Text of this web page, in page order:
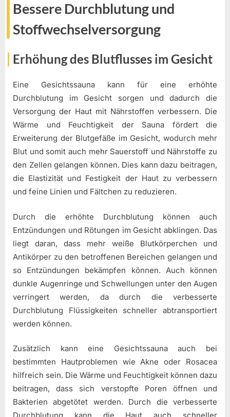
Bessere Durchblutung und
Stoffwechselversorgung
Erhöhung des Blutflusses im Gesicht
Eine Gesichtssauna kann für eine erhöhte
Durchblutung im Gesicht sorgen und dadurch die
Versorgung der Haut mit Nährstoffen verbessern. Die
Wärme und Feuchtigkeit der Sauna fördert die
Erweiterung der Blutgefäße im Gesicht, wodurch mehr
Blut und somit auch mehr Sauerstoff und Nährstoffe zu
den Zellen gelangen können. Dies kann dazu beitragen,
die Elastizität und Festigkeit der Haut zu verbessern
und feine Linien und Fältchen zu reduzieren.
Durch die erhöhte Durchblutung können auch
Entzündungen und Rötungen im Gesicht abklingen. Das
liegt daran, dass mehr weiße Blutkörperchen und
Antikörper zu den betroffenen Bereichen gelangen und
so Entzündungen bekämpfen können. Auch können
dunkle Augenringe und Schwellungen unter den Augen
verringert werden, da durch die verbesserte
Durchblutung Flüssigkeiten schneller abtransportiert
werden können.
Zusätzlich kann eine Gesichtssauna auch bei
bestimmten Hautproblemen wie Akne oder Rosacea
hilfreich sein. Die Wärme und Feuchtigkeit können dazu
beitragen, dass sich verstopfte Poren öffnen und
Bakterien abgetötet werden. Durch die verbesserte